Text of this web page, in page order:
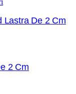
Lastra De 2 Cm
2 Cm